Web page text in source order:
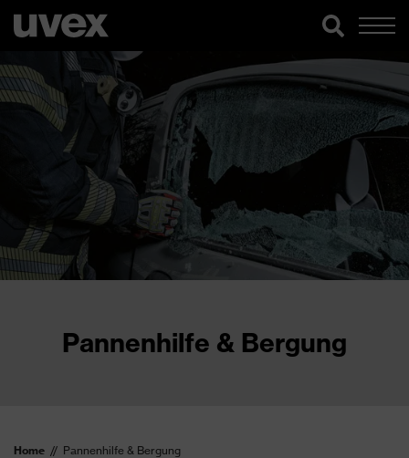
Pannenhilfe & Bergung
Home Pannenhilfe & Bergung